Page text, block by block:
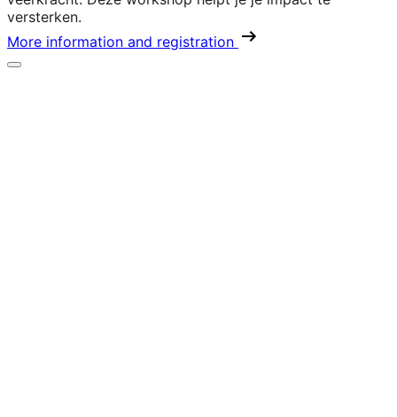
versterken.
More information and registration